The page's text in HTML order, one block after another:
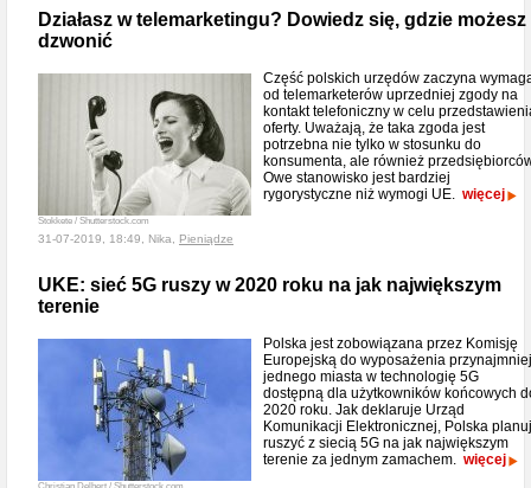
Działasz w telemarketingu? Dowiedz się, gdzie możesz
dzwonić
Stokkete / Shutterstock.com
Część polskich urzędów zaczyna
od telemarketerów uprzedniej zgody na
kontakt telefoniczny w celu
oferty. Uważają, że taka zgoda jest
potrzebna nie tylko w stosunku do
konsumenta, ale również
Owe stanowisko jest bardziej
rygorystyczne niż wymogi UE. więcej
31-07-2019, 18:49, Nika, Pieniądze
UKE: sieć 5G ruszy w 2020 roku na jak największym
terenie
Polska jest zobowiązana przez Komisję
Europejską do wyposażenia przynajmniej
jednego miasta w technologię 5G
dostępną dla użytkowników końcowych
2020 roku. Jak deklaruje Urząd
Komunikacji Elektronicznej, Polska
ruszyć z siecią 5G na jak największym
terenie za jednym zamachem. więcej